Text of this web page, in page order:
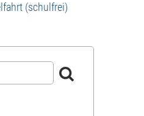
(schulfrei)